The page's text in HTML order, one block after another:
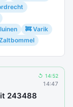
🚒 Varik
↺ 14:52
14:47
243488